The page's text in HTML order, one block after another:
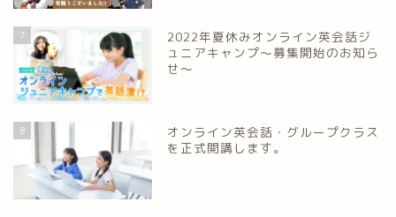
7
2022年夏休みオンライン英会話ジ
ュニアキャンプ～募集開始のお知ら
せ～
8
オンライン英会話・グループクラス
を正式開講します。